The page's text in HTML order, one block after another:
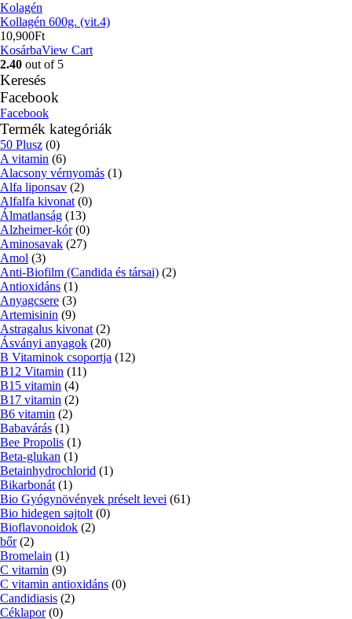
Kolagén
Kollagén 600g. (vit.4)
10,900Ft
KosárbaView Cart
2.40 out of 5
Keresés
Facebook
Facebook
Termék kategóriák
50 Plusz (0)
A vitamin (6)
Alacsony vérnyomás (1)
Alfa liponsav (2)
Alfalfa kivonat (0)
Álmatlanság (13)
Alzheimer-kór (0)
Aminosavak (27)
Amol (3)
Anti-Biofilm (Candida és társai) (2)
Antioxidáns (1)
Anyagcsere (3)
Artemisinin (9)
Astragalus kivonat (2)
Ásványi anyagok (20)
B Vitaminok csoportja (12)
B12 Vitamin (11)
B15 vitamin (4)
B17 vitamin (2)
B6 vitamin (2)
Babavárás (1)
Bee Propolis (1)
Beta-glukan (1)
Betainhydrochlorid (1)
Bikarbonát (1)
Bio Gyógynövények préselt levei (61)
Bio hidegen sajtolt (0)
Bioflavonoidok (2)
bőr (2)
Bromelain (1)
C vitamin (9)
C vitamin antioxidáns (0)
Candidiasis (2)
Céklapor (0)